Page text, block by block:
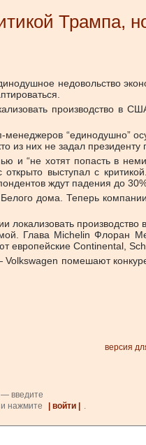
Трампа,
недовольство
производство
“единодушно”
из них не задал президенту
и “не хотят попасть в
выступал с
ждут падения до
дома. Теперь
локализовать
Глава Michelin Флоран
европейские Continental,
помешают
версия
— введите
и нажмите | войти |
.